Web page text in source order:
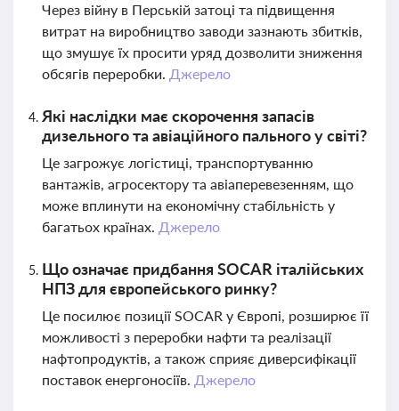
Через війну в Перській затоці та підвищення
витрат на виробництво заводи зазнають збитків,
що змушує їх просити уряд дозволити зниження
обсягів переробки. Джерело
Які наслідки має скорочення запасів
дизельного та авіаційного пального у світі?
Це загрожує логістиці, транспортуванню
вантажів, агросектору та авіаперевезенням, що
може вплинути на економічну стабільність у
багатьох країнах. Джерело
Що означає придбання SOCAR італійських
НПЗ для європейського ринку?
Це посилює позиції SOCAR у Європі, розширює її
можливості з переробки нафти та реалізації
нафтопродуктів, а також сприяє диверсифікації
поставок енергоносіїв. Джерело